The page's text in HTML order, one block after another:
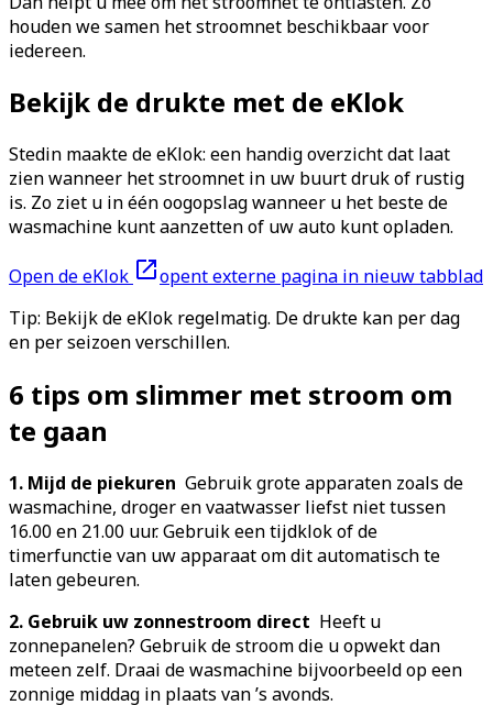
houden we samen het stroomnet beschikbaar voor
iedereen.
Bekijk de drukte met de eKlok
Stedin maakte de eKlok: een handig overzicht dat laat
zien wanneer het stroomnet in uw buurt druk of rustig
is. Zo ziet u in één oogopslag wanneer u het beste de
wasmachine kunt aanzetten of uw auto kunt opladen.
Open de eKlok
opent externe pagina in nieuw tabblad
Tip: Bekijk de eKlok regelmatig. De drukte kan per dag
en per seizoen verschillen.
6 tips om slimmer met stroom om
te gaan
1. Mijd de piekuren Gebruik grote apparaten zoals de
wasmachine, droger en vaatwasser liefst niet tussen
16.00 en 21.00 uur. Gebruik een tijdklok of de
timerfunctie van uw apparaat om dit automatisch te
laten gebeuren.
2. Gebruik uw zonnestroom direct Heeft u
zonnepanelen? Gebruik de stroom die u opwekt dan
meteen zelf. Draai de wasmachine bijvoorbeeld op een
zonnige middag in plaats van ’s avonds.